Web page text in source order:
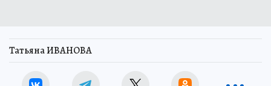
Татьяна ИВАНОВА